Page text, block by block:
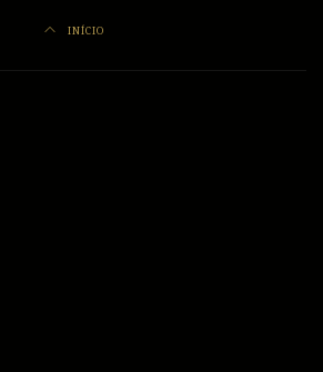
INÍCIO